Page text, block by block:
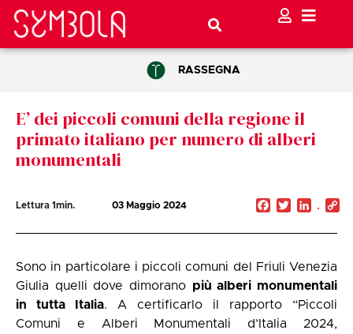
RASSEGNA
E’ dei piccoli comuni della regione il
primato italiano per numero di alberi
monumentali
Lettura 1min. 03 Maggio 2024 Facebook
Twitter
Sono in particolare i piccoli comuni del Friuli Venezia
Giulia quelli dove dimorano più alberi monumentali
in tutta Italia. A certificarlo il rapporto “Piccoli
Comuni e Alberi Monumentali d’Italia 2024,